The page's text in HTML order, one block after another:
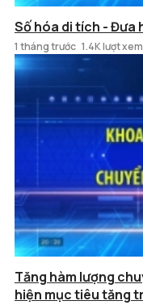
Số hóa di tích - Đưa
1 tháng trước 1.4K lượt xem
Tăng hàm lượng
hiện mục tiêu tăng